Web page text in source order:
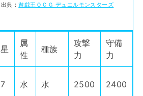
出典：遊戯王ＯＣＧ デュエルモンスターズ
星
属
性
種族
攻撃
力
守備
力
7 水 水 2500 2400